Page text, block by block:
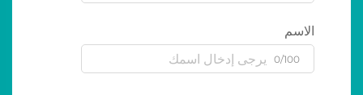
الاسم
0/100